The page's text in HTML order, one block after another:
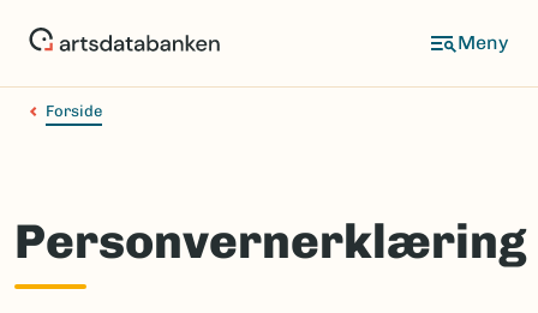
Forside
Personvernerklæring